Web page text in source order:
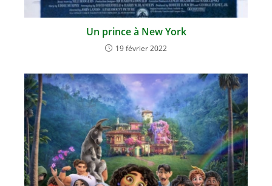
Un prince à New York
19 février 2022